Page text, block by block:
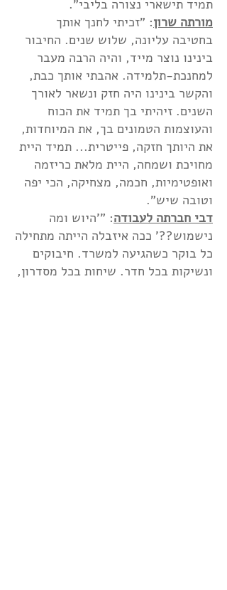
תמיד תישארי נצורה בליבי".
מורתה שרון: "זכיתי לחנך אותך
בחטיבה עליונה, שלוש שנים. החיבור
בינינו נוצר מייד, והיה הרבה מעבר
למחנכת-תלמידה. אהבתי אותך כבת,
והקשר בינינו היה חזק ונשאר לאורך
השנים. זיהיתי בך תמיד את הכוח
והעוצמות הטמונים בך, את המיוחדות,
את היותך חזקה, פייטרית... תמיד היית
מחויכת ושמחה, היית מלאת כריזמה
ואופטימיות, חכמה, מצחיקה, הכי יפה
וטובה שיש".
דבי חברתה לעבודה: "'היוש ומה
נישמוש??' ככה איזבלה הייתה מתחילה
כל בוקר כשהגיעה למשרד. חיבוקים
ונשיקות בכל חדר. שיחות בכל מסדרון,